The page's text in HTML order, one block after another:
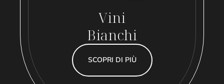
Vini
Bianchi
SCOPRI DI PIÙ